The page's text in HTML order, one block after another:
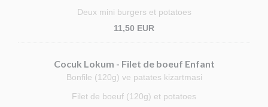
Deux mini burgers et potatoes
11,50 EUR
Cocuk Lokum - Filet de boeuf Enfant
Bonfile (120g) ve patates kizartmasi
Filet de boeuf (120g) et potatoes